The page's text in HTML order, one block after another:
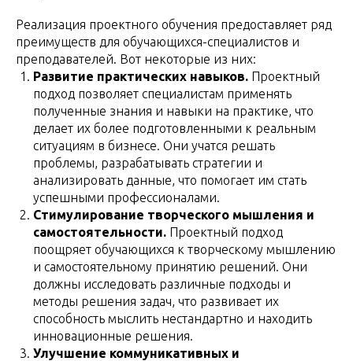
Реализация проектного обучения предоставляет ряд
преимуществ для обучающихся-специалистов и
преподавателей. Вот некоторые из них:
Развитие практических навыков. Проектный
подход позволяет специалистам применять
полученные знания и навыки на практике, что
делает их более подготовленными к реальным
ситуациям в бизнесе. Они учатся решать
проблемы, разрабатывать стратегии и
анализировать данные, что помогает им стать
успешными профессионалами.
Стимулирование творческого мышления и
самостоятельности. Проектный подход
поощряет обучающихся к творческому мышлению
и самостоятельному принятию решений. Они
должны исследовать различные подходы и
методы решения задач, что развивает их
способность мыслить нестандартно и находить
инновационные решения.
Улучшение коммуникативных и